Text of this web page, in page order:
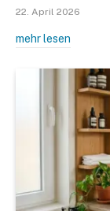
22. April 2026
mehr lesen